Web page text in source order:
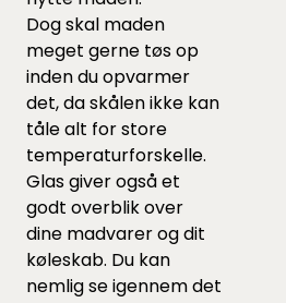
Dog skal maden
meget gerne tøs op
inden du opvarmer
det, da skålen ikke kan
tåle alt for store
temperaturforskelle.
Glas giver også et
godt overblik over
dine madvarer og dit
køleskab. Du kan
nemlig se igennem det